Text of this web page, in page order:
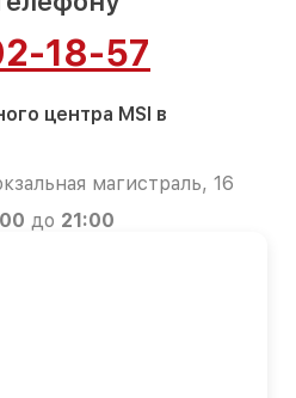
18-57
центра MSI в
магистраль, 16
до 21:00